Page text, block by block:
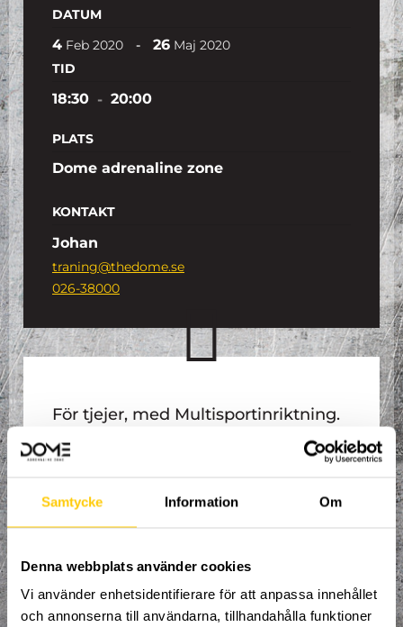
Samtycke Information Om
Denna webbplats använder cookies
Vi använder enhetsidentifierare för att anpassa innehållet
och annonserna till användarna, tillhandahålla funktioner
DATUM
4 Feb 2020 - 26 Maj 2020
TID
18:30 - 20:00
PLATS
Dome adrenaline zone
KONTAKT
Johan
traning@thedome.se
026-38000
För tjejer, med Multisportinriktning.